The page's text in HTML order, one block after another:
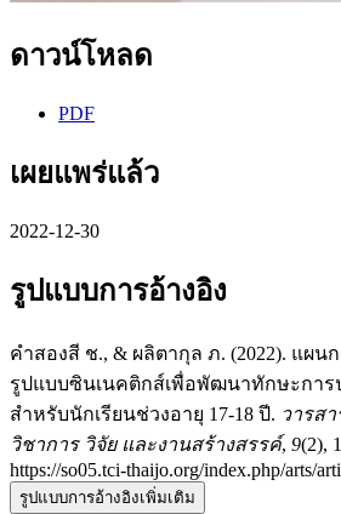
ดาวน์โหลด
PDF
เผยแพร่แล้ว
2022-12-30
รูปแบบการอ้างอิง
คำสองสี ช., & ผลิตากุล ภ. (2022). แผน
รูปแบบซินเนคติกส์เพื่อพัฒนาทักษะการ
สำหรับนักเรียนช่วงอายุ 17-18 ปี. วารส
วิชาการ วิจัย และงานสร้างสรรค์, 9(2),
https://so05.tci-thaijo.org/index.php/arts/
รูปแบบการอ้างอิงเพิ่มเติม